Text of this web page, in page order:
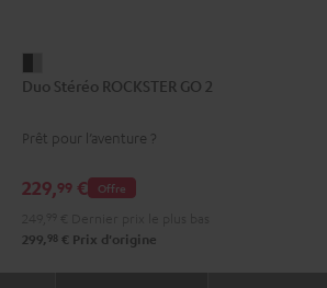
Stéréo
GO
Black
Steel
Duo Stéréo ROCKSTER GO 2
Prêt pour l’aventure ?
Offre
229,99 €
299, 98 € Prix d'origine